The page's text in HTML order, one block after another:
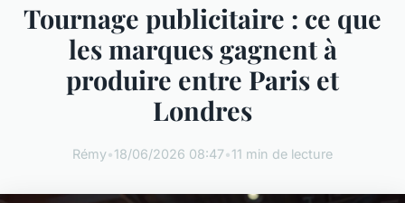
Tournage publicitaire : ce que
les marques gagnent à
produire entre Paris et
Londres
Rémy•18/06/2026 08:47•11 min de lecture